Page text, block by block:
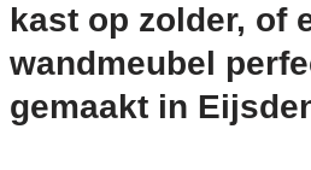
kast op zolder, of
wandmeubel
gemaakt in